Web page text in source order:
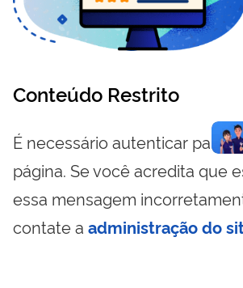
Conteúdo Restrito
É necessário autenticar para
página. Se você acredita que
essa mensagem
contate a administração do